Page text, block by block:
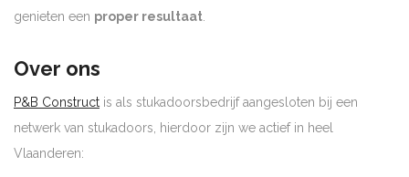
genieten een proper resultaat.
Over ons
P&B Construct is als stukadoorsbedrijf aangesloten bij een
netwerk van stukadoors, hierdoor zijn we actief in heel
Vlaanderen: